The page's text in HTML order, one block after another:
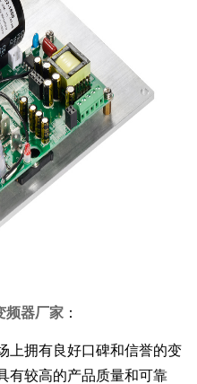
频器厂家 ：
上拥有良好口碑和信誉的变
有较高的产品质量和可靠